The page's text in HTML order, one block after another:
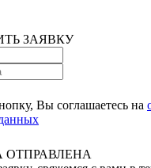
ЗАЯВКУ
Вы соглашаетесь на
ОТПРАВЛЕНА